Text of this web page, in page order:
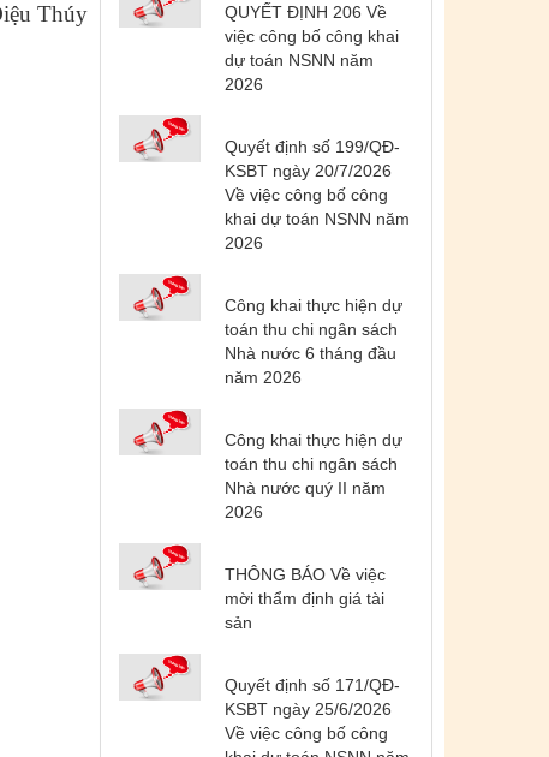
Thúy
QUYẾT ĐỊNH 206 Về
việc công bố công khai
dự toán NSNN năm
2026
Quyết định số 199/QĐ-
KSBT ngày 20/7/2026
Về việc công bố công
khai dự toán NSNN năm
2026
Công khai thực hiện dự
toán thu chi ngân sách
Nhà nước 6 tháng đầu
năm 2026
Công khai thực hiện dự
toán thu chi ngân sách
Nhà nước quý II năm
2026
THÔNG BÁO Về việc
mời thẩm định giá tài
sản
Quyết định số 171/QĐ-
KSBT ngày 25/6/2026
Về việc công bố công